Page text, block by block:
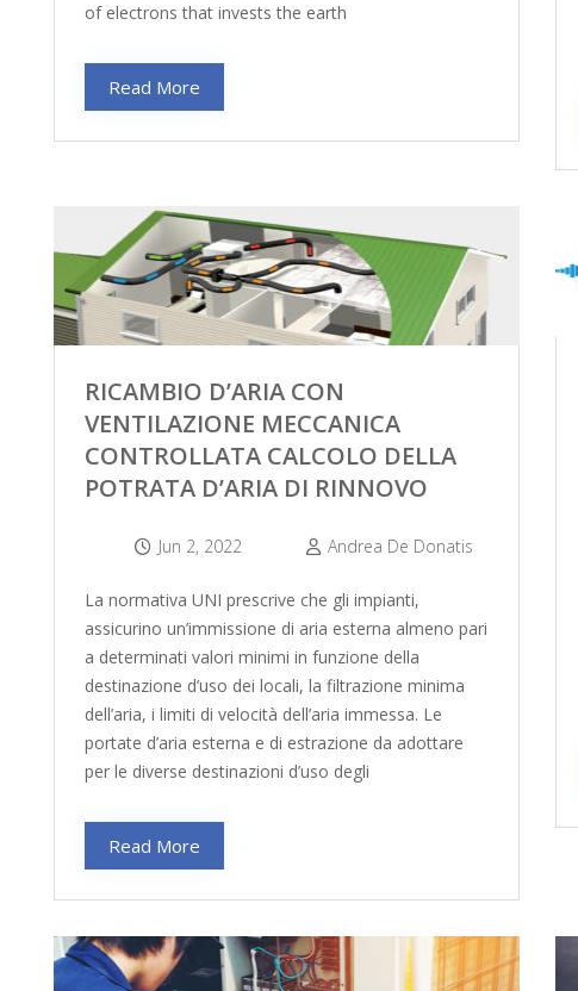
of electrons that invests the earth
Read More
RICAMBIO D’ARIA CON
VENTILAZIONE MECCANICA
CONTROLLATA CALCOLO DELLA
POTRATA D’ARIA DI RINNOVO
Jun 2, 2022 Andrea De Donatis
La normativa UNI prescrive che gli impianti,
assicurino un’immissione di aria esterna almeno pari
a determinati valori minimi in funzione della
destinazione d’uso dei locali, la filtrazione minima
dell’aria, i limiti di velocità dell’aria immessa. Le
portate d’aria esterna e di estrazione da adottare
per le diverse destinazioni d’uso degli
Read More